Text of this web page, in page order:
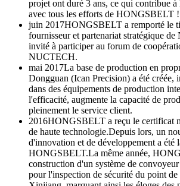
projet ont duré 3 ans, ce qui contribue à
avec tous les efforts de HONGSBELT !
juin 2017HONGSBELT a remporté le
fournisseur et partenariat stratégique
invité à participer au forum de
NUCTECH.
mai 2017La base de production en
Dongguan (Ican Precision) a été créée,
dans des équipements de production
l'efficacité, augmente la capacité de
pleinement le service client.
2016HONGSBELT a reçu le certificat
de haute technologie.Depuis lors, un
d'innovation et de développement a été
HONGSBELT.La même année,
construction d'un système de
pour l'inspection de sécurité du point